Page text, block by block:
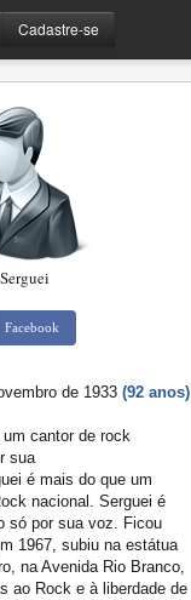
Cadastre-se
Serguei
Facebook
de 1933 (92 anos)
um cantor de rock
sua
é mais do que um
nacional. Serguei é
só por sua voz. Ficou
1967, subiu na estátua
na Avenida Rio Branco,
ao Rock e à liberdade de